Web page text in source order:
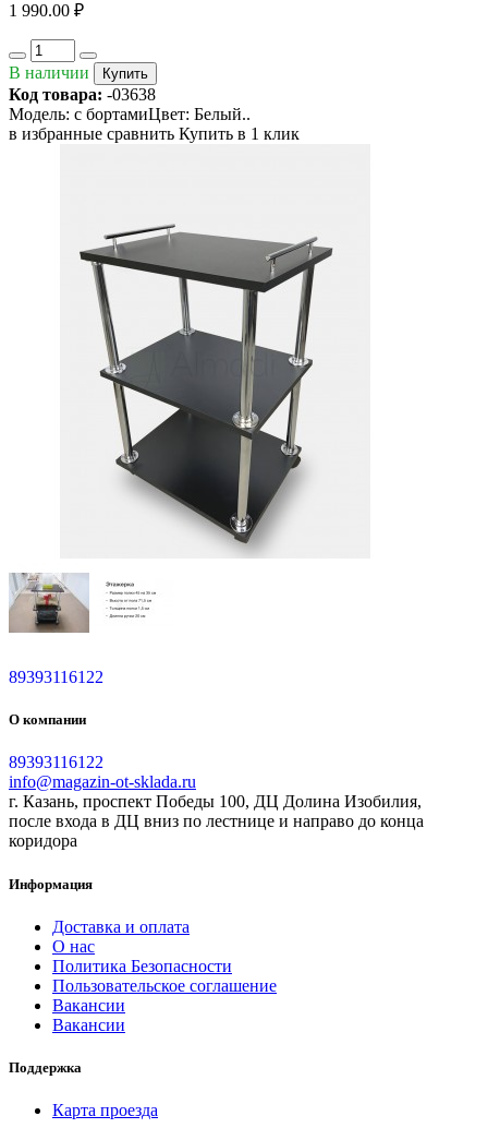
1 990.00 ₽
В наличии Купить
Код товара: -03638
Модель: с бортамиЦвет: Белый..
в избранные сравнить Купить в 1 клик
89393116122
О компании
89393116122
info@magazin-ot-sklada.ru
г. Казань, проспект Победы 100, ДЦ Долина Изобилия,
после входа в ДЦ вниз по лестнице и направо до конца
коридора
Информация
Доставка и оплата
О нас
Политика Безопасности
Пользовательское соглашение
Вакансии
Вакансии
Поддержка
Карта проезда